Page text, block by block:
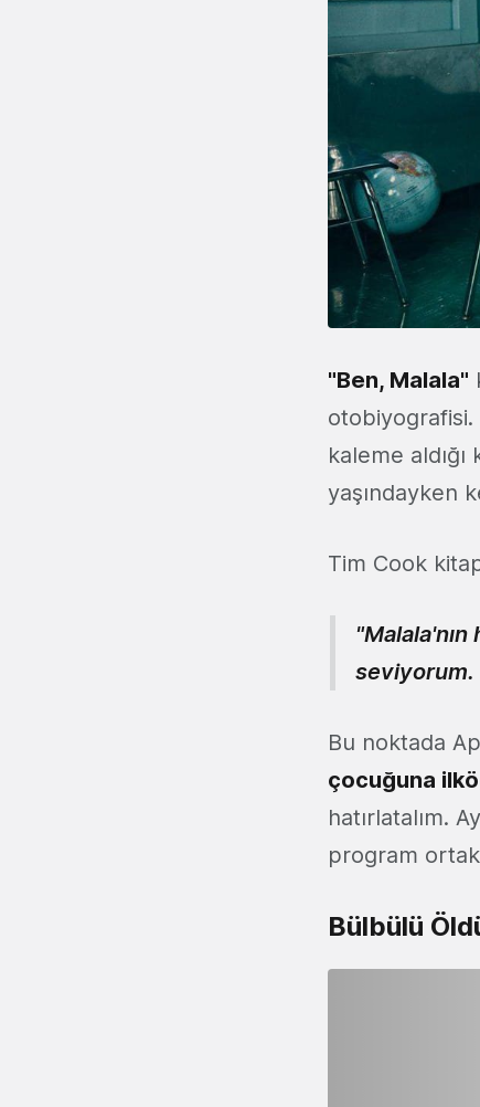
"Ben, Malala"
otobiyografisi.
kaleme
yaşındayken
Tim Cook
seviyorum.
Bu noktada
çocuğuna
hatırlatalım.
program
Bülbülü